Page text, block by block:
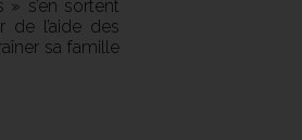
s’en sortent
de l’aide des
sa famille